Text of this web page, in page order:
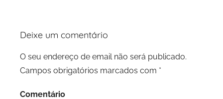
Deixe um comentário
O seu endereço de email não será publicado.
Campos obrigatórios marcados com *
Comentário